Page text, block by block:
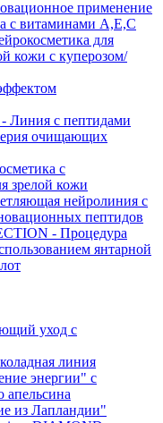
применение
с витаминами A,Е,С
для
кожи с куперозом/
Линия с пептидами
очищающих
с
зрелой кожи
нейролиния с
пептидов
- Процедура
янтарной
уход с
линия
энергии" с
апельсина
из Лапландии"